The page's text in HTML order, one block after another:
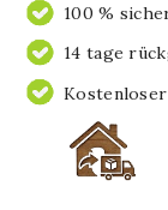
100 %
14 tage